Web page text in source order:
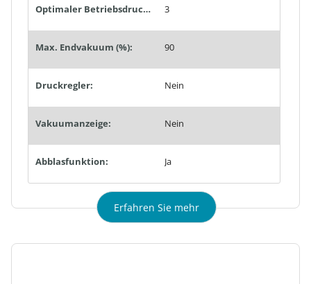
Optimaler Betriebsdruck (bar): 3
Max. Endvakuum (%): 90
Druckregler: Nein
Vakuumanzeige: Nein
Abblasfunktion: Ja
Erfahren Sie mehr